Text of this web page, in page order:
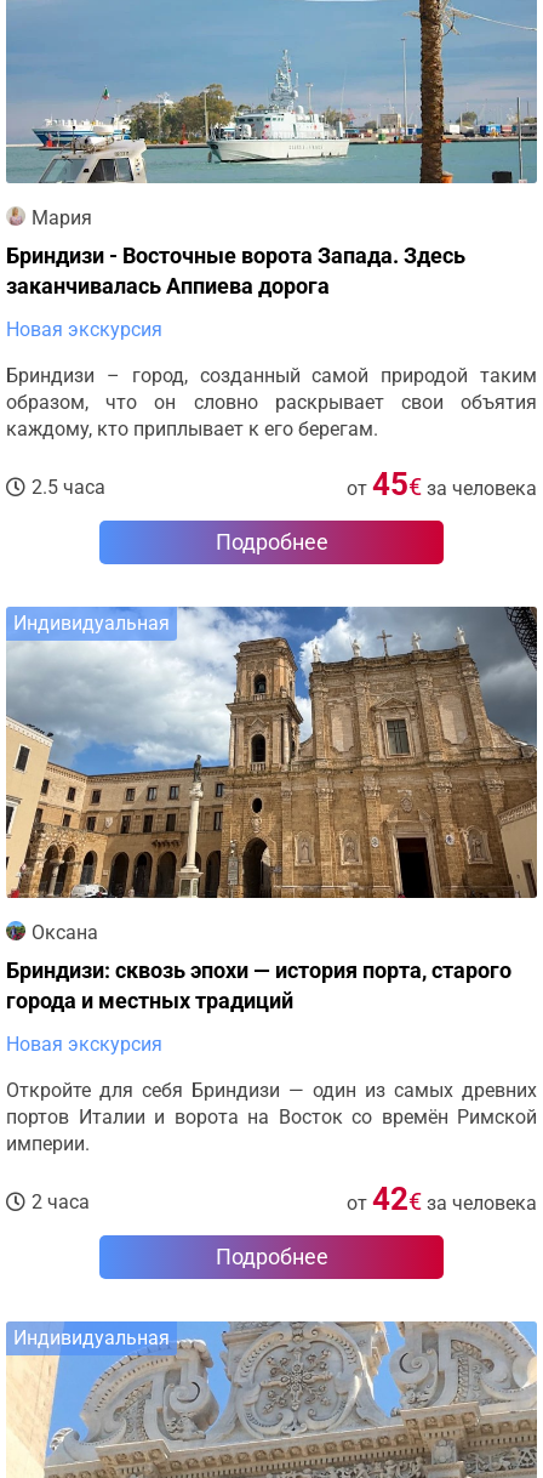
Мария
Бриндизи - Восточные ворота Запада. Здесь
заканчивалась Аппиева дорога
Новая экскурсия
Бриндизи – город, созданный самой природой таким
образом, что он словно раскрывает свои объятия
каждому, кто приплывает к его берегам.
2.5 часа от 45€ за человека
Подробнее
Индивидуальная
Оксана
Бриндизи: сквозь эпохи — история порта, старого
города и местных традиций
Новая экскурсия
Откройте для себя Бриндизи — один из самых древних
портов Италии и ворота на Восток со времён Римской
империи.
2 часа от 42€ за человека
Подробнее
Индивидуальная